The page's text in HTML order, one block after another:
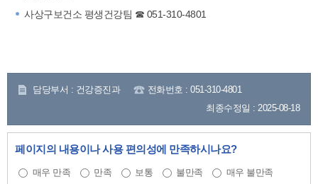
사상구보건소 평생건강팀 ☎ 051-310-4801
담당부서 : 건강증진과
전화번호 : 051-310-4801
최종수정일 : 2025-08-18
페이지의 내용이나 사용 편의성에 만족하시나요?
매우 만족 만족 보통 불만족 매우 불만족